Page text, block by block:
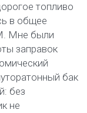
топливо
в общее
Мне были
заправок
бак
без
не